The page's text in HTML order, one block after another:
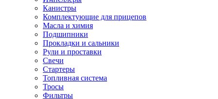
Канистры
Комплектующие для прицепов
Масла и химия
Подшипники
Прокладки и сальники
Рули и проставки
Свечи
Стартеры
Топливная система
Тросы
Фильтры